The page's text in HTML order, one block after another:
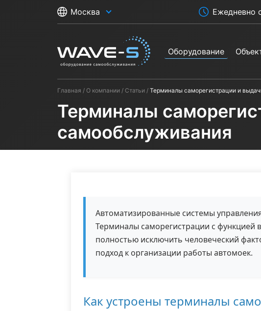
Москва Ежедневно
Оборудование
Главная О компании Статьи Терминалы саморегистрации и
Терминалы
самообслуживания
Автоматизированные системы
Терминалы саморегистрации с
полностью исключить человеческий
подход к организации работы автомоек.
Как устроены терминалы